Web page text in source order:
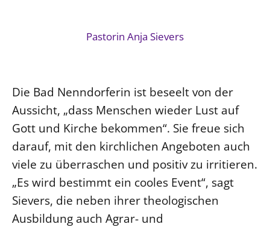
Pastorin Anja Sievers
Die Bad Nenndorferin ist beseelt von der
Aussicht, „dass Menschen wieder Lust auf
Gott und Kirche bekommen“. Sie freue sich
darauf, mit den kirchlichen Angeboten auch
viele zu überraschen und positiv zu irritieren.
„Es wird bestimmt ein cooles Event“, sagt
Sievers, die neben ihrer theologischen
Ausbildung auch Agrar- und